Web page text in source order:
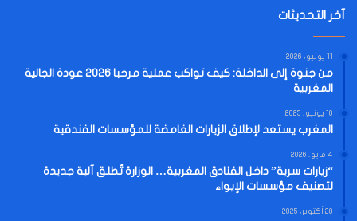
آخر التحديثات
11 يونيو، 2026
من جنوة إلى الداخلة: كيف تواكب عملية مرحبا 2026 عودة الجالية
المغربية
10 يونيو، 2025
المغرب يستعد لإطلاق الزيارات الغامضة للمؤسسات الفندقية
4 مايو، 2026
“زيارات سرية” داخل الفنادق المغربية… الوزارة تُطلق آلية جديدة
لتصنيف مؤسسات الإيواء
28 أكتوبر، 2025